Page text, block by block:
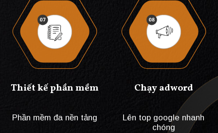
Thiết kế phần mềm
Phần mềm đa nền tảng
Chạy adword
Lên top google nhanh
chóng